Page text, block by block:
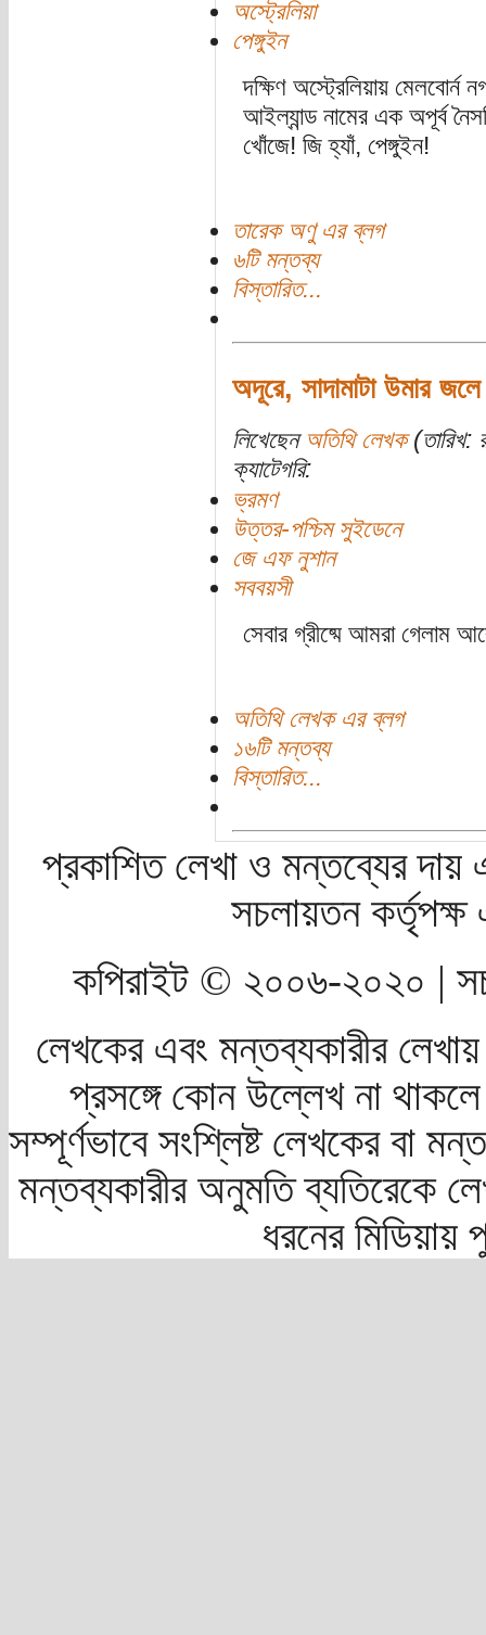
অস্ট্রেলিয়া
পেঙ্গুইন
দক্ষিণ অস্ট্রেলিয়ায় মেলবোর্ন
আইল্যান্ড নামের এক অপূর্ব
খোঁজে! জি হ্যাঁ, পেঙ্গুইন!
তারেক অণু এর ব্লগ
৬টি মন্তব্য
বিস্তারিত...
অদূরে, সাদামাটা উমার জলে
লিখেছেন অতিথি লেখক(তারিখ:
ক্যাটেগরি:
ভ্রমণ
উত্তর-পশ্চিম সুইডেনে
জে এফ নুশান
সববয়সী
সেবার গ্রীষ্মে আমরা গেলাম
অতিথি লেখক এর ব্লগ
১৬টি মন্তব্য
বিস্তারিত...
প্রকাশিত লেখা ও মন্তব্যের দায়
সচলায়তন
কপিরাইট © ২০০৬-২০২০ |
লেখকের এবং মন্তব্যকারীর
প্রসঙ্গে কোন উল্লেখ না
সম্পূর্ণভাবে সংশ্লিষ্ট লেখকের বা
মন্তব্যকারীর অনুমতি ব্যতিরেকে
ধরনের মিডিয়ায়